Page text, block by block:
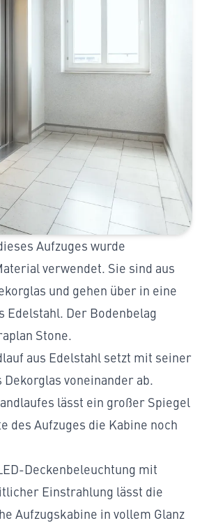
Aufzuges wurde
verwendet. Sie sind aus
und gehen über in eine
Edelstahl. Der Bodenbelag
Stone.
aus Edelstahl setzt mit seiner
voneinander ab.
lässt ein großer Spiegel
des Aufzuges die Kabine noch
Deckenbeleuchtung mit
Einstrahlung lässt die
Aufzugskabine in vollem Glanz